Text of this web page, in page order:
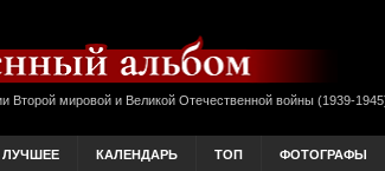
Второй мировой и Великой Отечественной войны (1939-
ЛУЧШЕЕ КАЛЕНДАРЬ ТОП ФОТОГРАФЫ